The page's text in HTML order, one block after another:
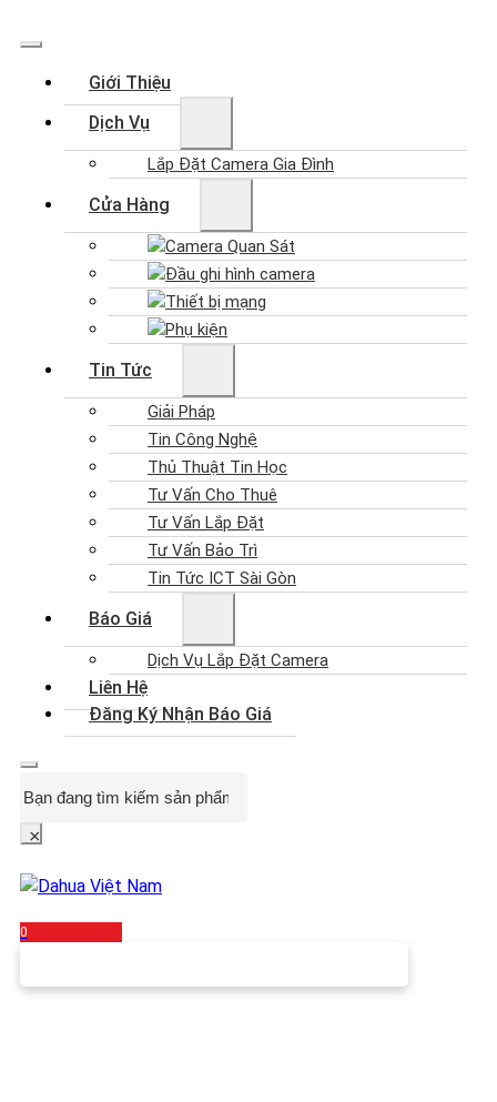
Giới Thiệu
Dịch Vụ
Lắp Đặt Camera Gia Đình
Cửa Hàng
Camera Quan Sát
Đầu ghi hình camera
Thiết bị mạng
Phụ kiện
Tin Tức
Giải Pháp
Tin Công Nghệ
Thủ Thuật Tin Học
Tư Vấn Cho Thuê
Tư Vấn Lắp Đặt
Tư Vấn Bảo Trì
Tin Tức ICT Sài Gòn
Báo Giá
Dịch Vụ Lắp Đặt Camera
Liên Hệ
Đăng Ký Nhận Báo Giá
×
0